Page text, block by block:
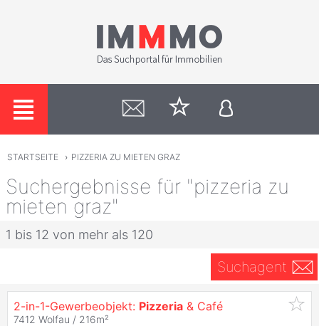
STARTSEITE › PIZZERIA ZU MIETEN GRAZ
Suchergebnisse für "pizzeria zu
mieten graz"
1 bis 12 von mehr als 120
Suchagent
2-in-1-Gewerbeobjekt: Pizzeria & Café
7412 Wolfau / 216m²